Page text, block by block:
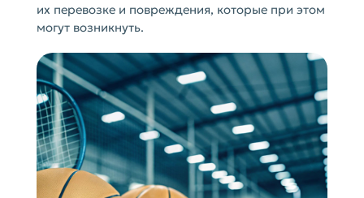
их перевозке и повреждения, которые при этом
могут возникнуть.